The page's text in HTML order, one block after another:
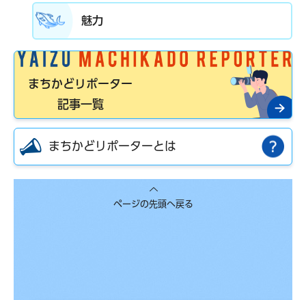
魅力
まちかどリポーター
記事一覧
まちかどリポーターとは
ページの先頭へ戻る